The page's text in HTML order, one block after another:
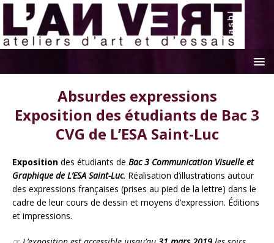
Absurdes expressions
Exposition des étudiants de Bac 3
CVG de L’ESA Saint-Luc
Exposition des étudiants de Bac 3 Communication Visuelle et
Graphique de L’ESA Saint-Luc. Réalisation d’illustrations autour
des expressions françaises (prises au pied de la lettre) dans le
cadre de leur cours de dessin et moyens d’expression. Éditions
et impressions.